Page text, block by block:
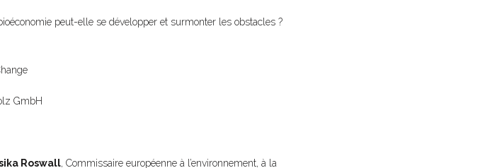
peut-elle se développer et surmonter les obstacles ?
GmbH
Roswall, Commissaire européenne à l’environnement, à la